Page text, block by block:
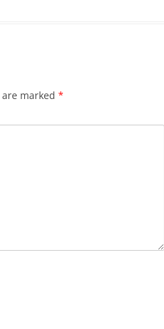
marked *